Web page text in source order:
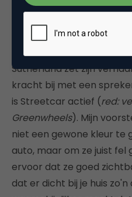
komen ermee weg om
stellen omdat wij in staat
mensen met een system
Sutherland zet zijn
kracht bij met een
is Streetcar actief (red:
Greenwheels). Mijn
niet een gewone kleur te
auto, maar om ze juist
ervoor dat ze goed
dat er dicht bij je huis